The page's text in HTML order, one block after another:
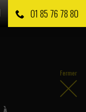
01 85 76 78 80
Fermer